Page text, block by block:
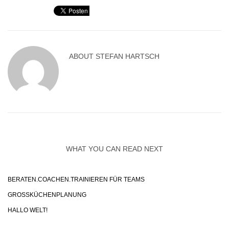
ABOUT STEFAN HARTSCH
WHAT YOU CAN READ NEXT
BERATEN.COACHEN.TRAINIEREN FÜR TEAMS
GROSSKÜCHENPLANUNG
HALLO WELT!